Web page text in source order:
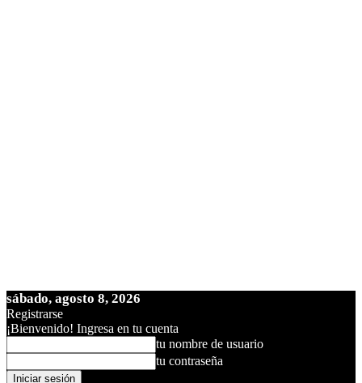
sábado, agosto 8, 2026
Registrarse
¡Bienvenido! Ingresa en tu cuenta
tu nombre de usuario
tu contraseña